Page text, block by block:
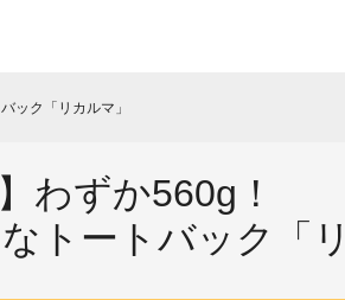
ック「リカルマ」
わずか560g！
トートバック「リ